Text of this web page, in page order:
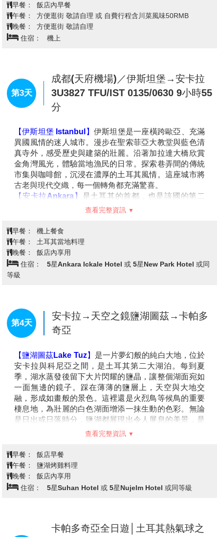
第1天
台北(松山機場)／成都(天府機場)
3U3982 TSA/TFU 1835/2155 3小時
20分
懷著快樂的心情前往桃園國際機場集合，辦理完登機手
續後，搭乘四川航空航向轉機點並準備前往橫跨歐亞兩
洲的文明搖籃土耳其，希望您調整好心情，迎接美好的
早餐：
XXX
午餐：
XXX
晚餐： 機上簡餐
第2天
慢享成都天府一日自由行 或 推薦自
費成都一日遊
用完早餐後，您可選擇自行漫遊成都，或自費參加本公
司精心安排的一日遊行程(10人成行，出發前預購費用
每位台幣$1500,現場參加每位台幣$1800，含午餐)
【寬窄巷子】位於四川省成都市青羊區長順街附近，由
寬巷子、窄巷子、井巷子平行排列組成，全為青黛磚瓦
的仿古四合院落，這裡也是成都遺留下來的較成規模的
史文化名城保護街區。
第一叢林”。古蜀之肺。西元622年玄奘二十歲，正式在
此寺受具足戒，唐玄宗曾賜額“敕建大聖慈寺”，歷經興
廢，多次毀於兵火，現存諸殿為清順治至同治年間陸續
重建。
個城市的新亮點。太古裡別具一格，縱橫交織的里弄、
開闊的廣場空間，為呈現不同的都市脈搏，同時引進快
查看完整資訊
早餐：
飯店內早餐
午餐：
方便逛街 敬請自理 或 自費行程含川菜風味50RMB
晚餐：
方便逛街 敬請自理
住宿：
成都(天府機場)／伊斯坦堡→安卡拉